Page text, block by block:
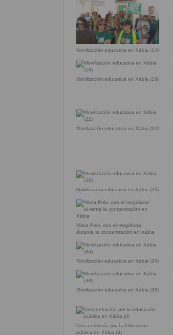
Movilización educativa en Xàbia (14)
Movilización educativa en Xàbia (18)
Movilización educativa en Xàbia (22)
Movilización educativa en Xàbia (26)
Maria Polo, con el megáfono
durante la concentración en Xàbia
Movilización educativa en Xàbia (34)
Movilización educativa en Xàbia (38)
Concentración por la educación
pública en Xàbia (3)